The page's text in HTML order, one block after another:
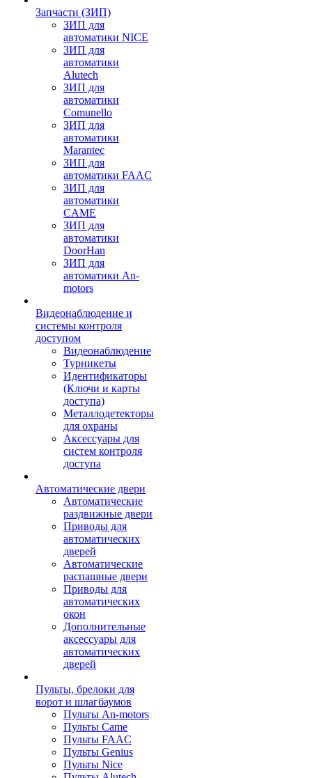
Запчасти (ЗИП)
ЗИП для
автоматики NICE
ЗИП для
автоматики
Alutech
ЗИП для
автоматики
Comunello
ЗИП для
автоматики
Marantec
ЗИП для
автоматики FAAC
ЗИП для
автоматики
CAME
ЗИП для
автоматики
DoorHan
ЗИП для
автоматики An-
motors
Видеонаблюдение и
системы контроля
доступом
Видеонаблюдение
Турникеты
Идентификаторы
(Ключи и карты
доступа)
Металлодетекторы
для охраны
Аксессуары для
систем контроля
доступа
Автоматические двери
Автоматические
раздвижные двери
Приводы для
автоматических
дверей
Автоматические
распашные двери
Приводы для
автоматических
окон
Дополнительные
аксессуары для
автоматических
дверей
Пульты, брелоки для
ворот и шлагбаумов
Пульты An-motors
Пульты Came
Пульты FAAC
Пульты Genius
Пульты Nice